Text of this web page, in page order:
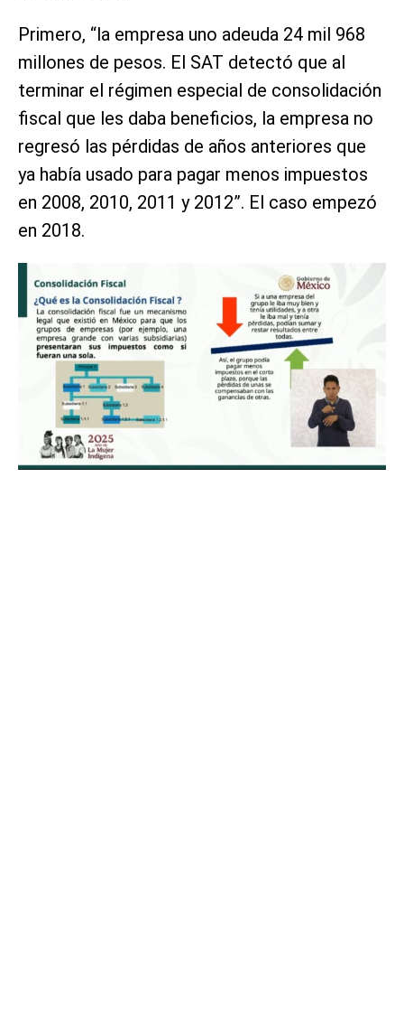
Primero, “la empresa uno adeuda 24 mil 968
millones de pesos. El SAT detectó que al
terminar el régimen especial de consolidación
fiscal que les daba beneficios, la empresa no
regresó las pérdidas de años anteriores que
ya había usado para pagar menos impuestos
en 2008, 2010, 2011 y 2012”. El caso empezó
en 2018.